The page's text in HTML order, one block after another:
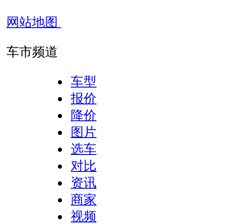
网站地图
车市频道
车型
报价
降价
图片
选车
对比
资讯
商家
视频